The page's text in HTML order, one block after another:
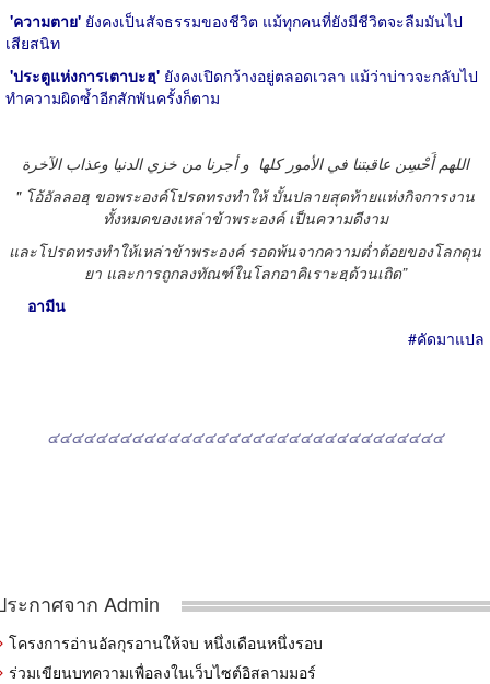
'ความตาย' ยังคงเป็นสัจธรรมของชีวิต แม้ทุกคนที่ยังมีชีวิตจะลืมมันไป
เสียสนิท
'ประตูแห่งการเตาบะฮฺ' ยังคงเปิดกว้างอยู่ตลอดเวลา แม้ว่าบ่าวจะกลับไป
ทำความผิดซ้ำอีกสักพันครั้งก็ตาม
اللهم أَحْسِن عاقبتنا في الأمور كلها و أجرنا من خزي الدنيا وعذاب الآخرة
" โอ้อัลลอฮฺ ขอพระองค์โปรดทรงทำให้ บั้นปลายสุดท้ายแห่งกิจการงาน
ทั้งหมดของเหล่าข้าพระองค์ เป็นความดีงาม
และโปรดทรงทำให้เหล่าข้าพระองค์ รอดพ้นจากความต่ำต้อยของโลกดุน
ยา และการถูกลงทัณฑ์ในโลกอาคิเราะฮฺด้วนเถิด”
อามีน
#คัดมาแปล
๔๔๔๔๔๔๔๔๔๔๔๔๔๔๔๔๔๔๔๔๔๔๔๔๔๔๔๔๔๔๔๔๔
ระกาศจาก Admin
โครงการอ่านอัลกุรอานให้จบ หนึ่งเดือนหนึ่งรอบ
ร่วมเขียนบทความเพื่อลงในเว็บไซต์อิสลามมอร์